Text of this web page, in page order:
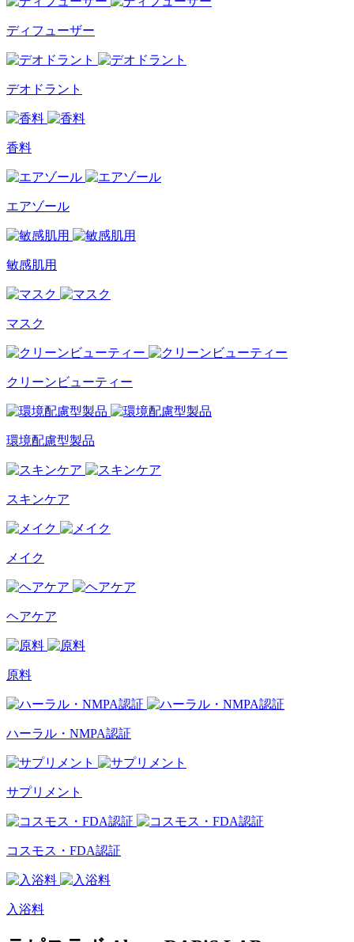
ディフューザー
デオドラント
香料
エアゾール
敏感肌用
マスク
クリーンビューティー
環境配慮型製品
スキンケア
メイク
ヘアケア
原料
ハーラル・NMPA認証
サプリメント
コスモス・FDA認証
入浴料